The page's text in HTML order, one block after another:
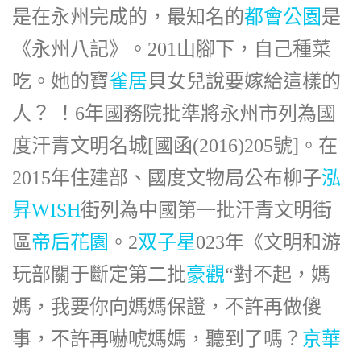
是在永州完成的，最知名的都會公園 是
《永州八記》。201山腳下，自己種菜
吃。她的寶雀居貝女兒說要嫁給這樣的
人？ ！6年國務院批準將永州市列為國
度汗青文明名城[國函(2016)205號]。在
2015年住建部、國度文物局公布柳子泓
昇WISH街列為中國第一批汗青文明街
區帝后花園 。2双子星023年《文明和游
玩部關于斷定第二批豪觀“對不起，媽
媽，我要你向媽媽保證，不許再做傻
事，不許再嚇唬媽媽，聽到了嗎？ 京華